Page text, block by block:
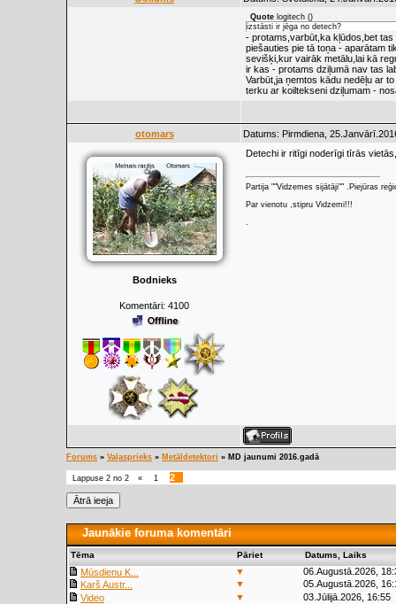
Quote logitech ()
izstāsti ir jēga no detech?
- protams,varbūt,ka kļūdos,bet
piešauties pie tā toņa - aparātam
sevišķi,kur vairāk metālu,lai kā
ir kas - protams dziļumā nav tas
Varbūt,ja ņemtos kādu nedēļu ar
terku ar koiltekseni dziļumam -
otomars Datums: Pirmdiena,
Bodnieks
Komentāri: 4100
Detechi ir ritīgi noderīgi tīrās
Partija ""Vidzemes sijātāji"" .Piejūras
Par vienotu ,stipru Vidzemi!!!
.
Forums » Vaļasprieks » Metāldetektori » MD jaunumi 2016.gadā
Lappuse 2 no 2 « 1 2
Jaunākie foruma komentāri
Tēma Pāriet Datums, Laiks
Mūsdienu K... ▼
06.Augustā.2026,
Karš Austr...
▼
05.Augustā.2026,
Video
▼
03.Jūlijā.2026, 16:55